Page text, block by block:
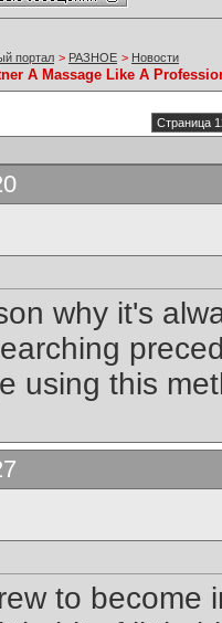
портал > РАЗНОЕ > Новости
A Massage Like A
Страница
why it's
using this
to become